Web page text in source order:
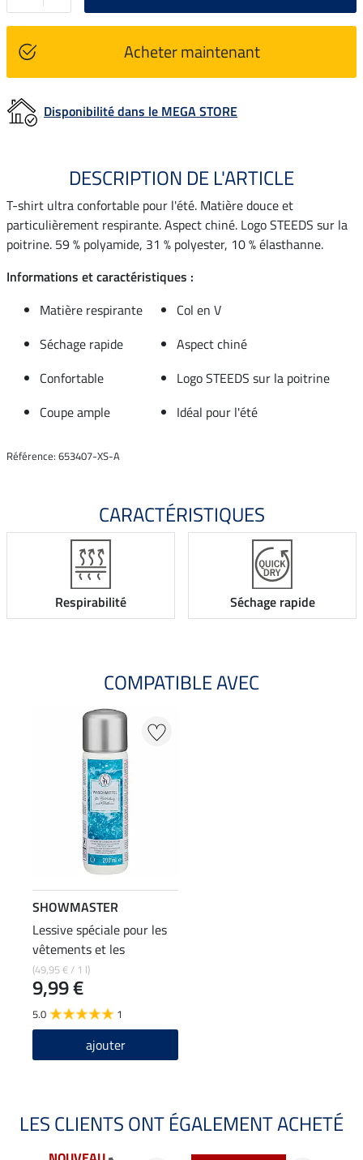
Acheter maintenant
Disponibilité dans le MEGA STORE
DESCRIPTION DE L'ARTICLE
T-shirt ultra confortable pour l'été. Matière douce et
particulièrement respirante. Aspect chiné. Logo STEEDS sur la
poitrine. 59 % polyamide, 31 % polyester, 10 % élasthanne.
Informations et caractéristiques :
Matière respirante
Col en V
Séchage rapide
Aspect chiné
Confortable
Logo STEEDS sur la poitrine
Coupe ample
Idéal pour l'été
Référence: 653407-XS-A
CARACTÉRISTIQUES
Respirabilité Séchage rapide
COMPATIBLE AVEC
SHOWMASTER
Lessive spéciale pour les
vêtements et les
pantalons d'équitation
(49,95 € / 1 l)
9,99 €
5.0 1
ajouter
LES CLIENTS ONT ÉGALEMENT ACHETÉ